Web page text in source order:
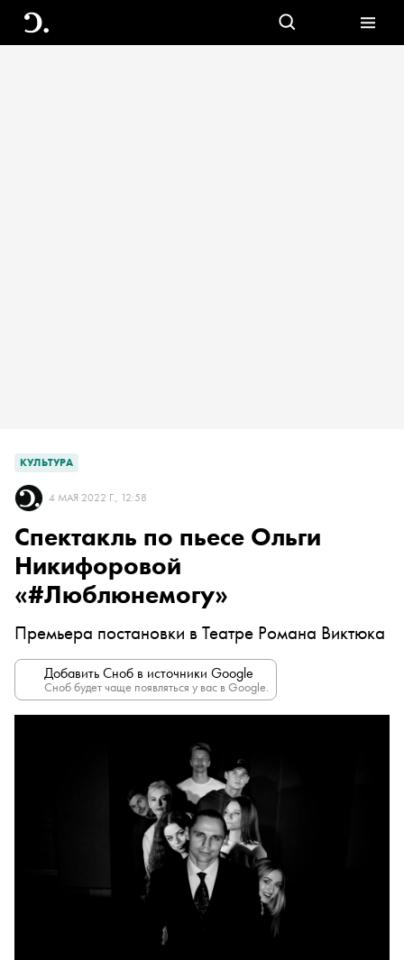
КУЛЬТУРА
4 МАЯ 2022 Г., 12:58
Спектакль по пьесе Ольги
Никифоровой
«#Люблюнемогу»
Премьера постановки в Театре Романа Виктюка
Добавить Сноб в источники Google
Сноб будет чаще появляться у вас в Google.